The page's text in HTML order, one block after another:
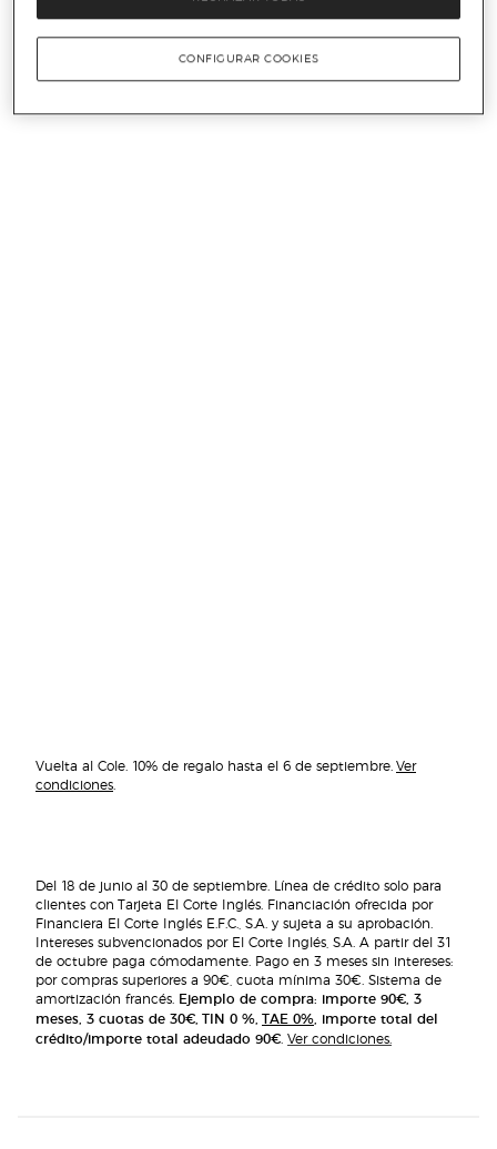
Vuelta al Cole. 10% de regalo hasta el 6 de septiembre. Ver
condiciones
Del 18 de junio al 30 de septiembre. Línea de crédito solo para
clientes con Tarjeta El Corte Inglés. Financiación ofrecida por
Financiera El Corte Inglés E.F.C., S.A. y sujeta a su aprobación.
Intereses subvencionados por El Corte Inglés, S.A. A partir del 31
de octubre paga cómodamente. Pago en 3 meses sin intereses:
por compras superiores a 90€, cuota mínima 30€. Sistema de
amortización francés. Ejemplo de compra: importe 90€, 3
meses, 3 cuotas de 30€, TIN 0 %, TAE 0%, importe total del
crédito/importe total adeudado 90€ Ver condiciones.
CONFIGURAR COOKIES